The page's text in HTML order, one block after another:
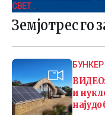
СВЕТ .
Земјотрес го
БУНКЕР
ВИДЕО:
и